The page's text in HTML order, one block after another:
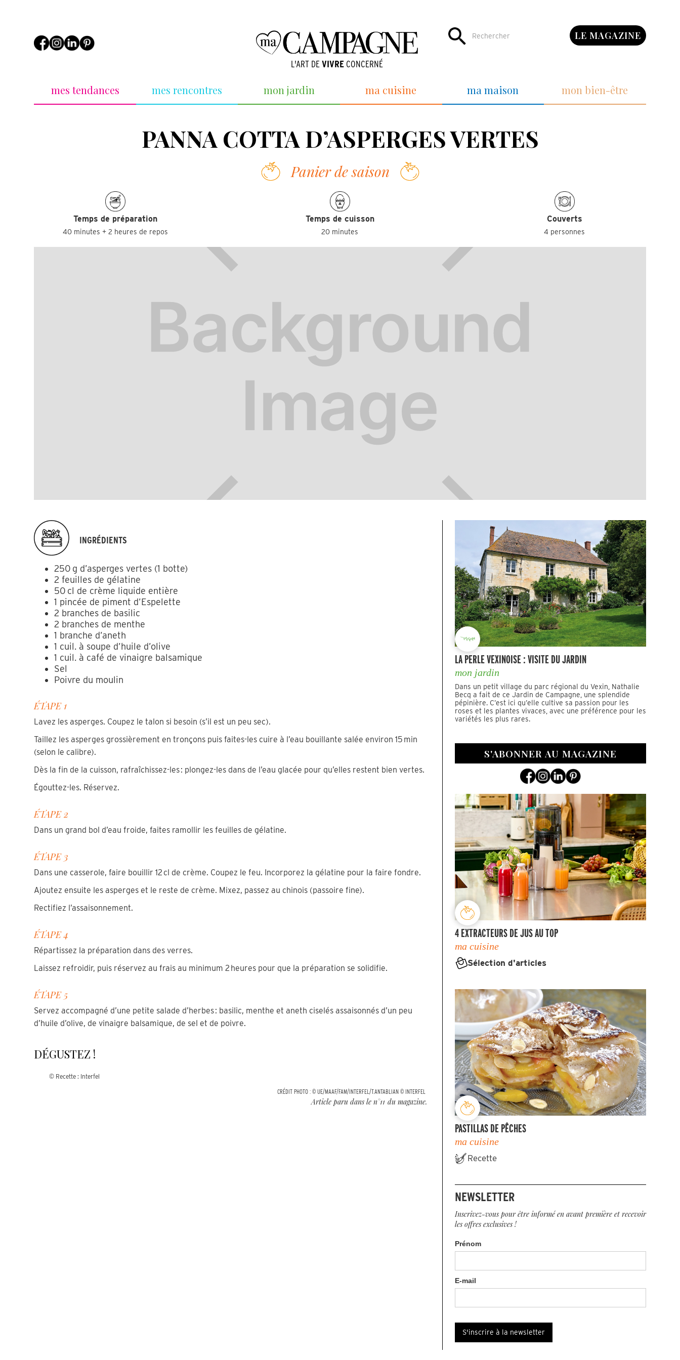
L'ART DEVIVRECONCERNÉ
LE MAGAZINE
mes tendances mes rencontres mon jardin ma cuisine ma maison mon bien-être
PANNA COTTA D’ASPERGES VERTES
Panier de saison
Temps de préparation
40 minutes + 2 heures de repos
Temps de cuisson
20 minutes
Couverts
4 personnes
INGRÉDIENTS
250 g d’asperges vertes (1 botte)
2 feuilles de gélatine
50 cl de crème liquide entière
1 pincée de piment d’Espelette
2 branches de basilic
2 branches de menthe
1 branche d’aneth
1 cuil. à soupe d’huile d’olive
1 cuil. à café de vinaigre balsamique
Sel
Poivre du moulin
ÉTAPE 1
Lavez les asperges. Coupez le talon si besoin (s’il est un peu sec).
Taillez les asperges grossièrement en tronçons puis faites-les cuire à l’eau bouillante salée environ 15 min
(selon le calibre).
Dès la fin de la cuisson, rafraîchissez-les : plongez-les dans de l’eau glacée pour qu’elles restent bien vertes.
Égouttez-les. Réservez.
ÉTAPE 2
Dans un grand bol d’eau froide, faites ramollir les feuilles de gélatine.
ÉTAPE 3
Dans une casserole, faire bouillir 12 cl de crème. Coupez le feu. Incorporez la gélatine pour la faire fondre.
Ajoutez ensuite les asperges et le reste de crème. Mixez, passez au chinois (passoire fine).
Rectifiez l’assaisonnement.
ÉTAPE 4
Répartissez la préparation dans des verres.
Laissez refroidir, puis réservez au frais au minimum 2 heures pour que la préparation se solidifie.
ÉTAPE 5
Servez accompagné d’une petite salade d’herbes : basilic, menthe et aneth ciselés assaisonnés d’un peu
d’huile d’olive, de vinaigre balsamique, de sel et de poivre.
DÉGUSTEZ !
© Recette : Interfel
CRÉDIT PHOTO : © UE/MAAF/FAM/INTERFEL/T.ANTABLIAN © INTERFEL
Article paru dans le n°11 du magazine.
LA PERLE VEXINOISE : VISITE DU JARDIN
mon jardin
Dans un petit village du parc régional du Vexin, Nathalie
Becq a fait de ce Jardin de Campagne, une splendide
pépinière. C’est ici qu’elle cultive sa passion pour les
roses et les plantes vivaces, avec une préférence pour les
variétés les plus rares.
S'ABONNER AU MAGAZINE
4 EXTRACTEURS DE JUS AU TOP
ma cuisine
Sélection d'articles
PASTILLAS DE PÊCHES
ma cuisine
Recette
NEWSLETTER
Inscrivez-vous pour être informé en avant première et recevoir
les offres exclusives !
Prénom
E-mail